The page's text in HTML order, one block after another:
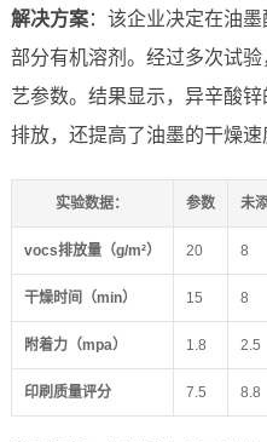
解决方案：该企业决定在油
部分有机溶剂。经过多次试
艺参数。结果显示，异辛酸
排放，还提高了油墨的干燥速
实验数据： 参数 未
vocs排放量（g/m²） 20 8
干燥时间（min） 15 8
附着力（mpa） 1.8 2.5
印刷质量评分 7.5 8.8